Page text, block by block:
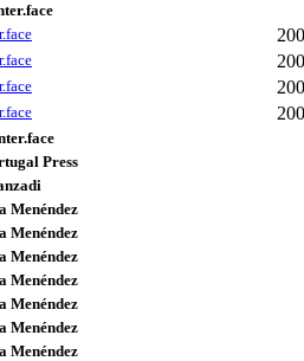
Press
Menéndez
Menéndez
Menéndez
Menéndez
Menéndez
Menéndez
Menéndez